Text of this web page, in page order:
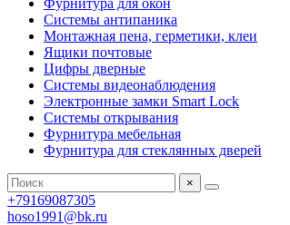
Фурнитура для окон
Системы антипаника
Монтажная пена, герметики, клеи
Ящики почтовые
Цифры дверные
Системы видеонаблюдения
Электронные замки Smart Lock
Системы открывания
Фурнитура мебельная
Фурнитура для стеклянных дверей
×
+79169087305
hoso1991@bk.ru